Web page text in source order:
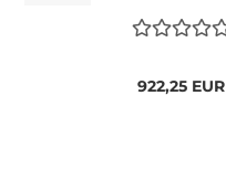
922,25 EUR